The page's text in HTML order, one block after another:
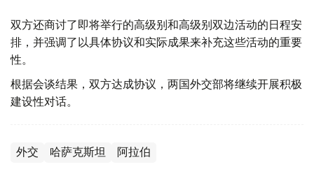
双方还商讨了即将举行的高级别和高级别双边活动的日程安
排，并强调了以具体协议和实际成果来补充这些活动的重要
性。
根据会谈结果，双方达成协议，两国外交部将继续开展积极
建设性对话。
外交 哈萨克斯坦 阿拉伯